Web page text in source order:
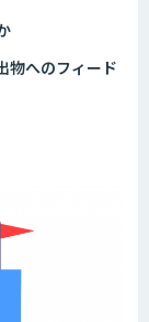
物へのフィード